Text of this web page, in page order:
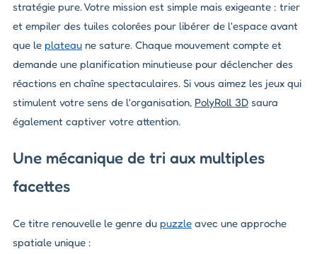
stratégie pure. Votre mission est simple mais exigeante : trier
et empiler des tuiles colorées pour libérer de l'espace avant
que le plateau ne sature. Chaque mouvement compte et
demande une planification minutieuse pour déclencher des
réactions en chaîne spectaculaires. Si vous aimez les jeux qui
stimulent votre sens de l'organisation, PolyRoll 3D saura
également captiver votre attention.
Une mécanique de tri aux multiples
facettes
Ce titre renouvelle le genre du puzzle avec une approche
spatiale unique :